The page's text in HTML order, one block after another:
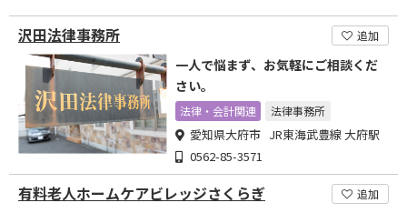
沢田法律事務所 追加
一人で悩まず、お気軽にご相談くだ
さい。
法律・会計関連 法律事務所
愛知県大府市 JR東海武豊線 大府駅
0562-85-3571
有料老人ホームケアビレッジさくらぎ 追加